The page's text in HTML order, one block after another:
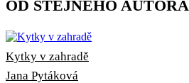
OD STEJNÉHO AUTORA
Kytky v zahradě
Jana Pytáková